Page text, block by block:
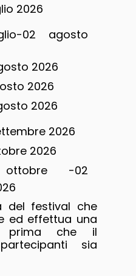
2026
02 agosto
2026
2026
2026
2026
2026
-02
del festival che
ed effettua una
prima che il
sia